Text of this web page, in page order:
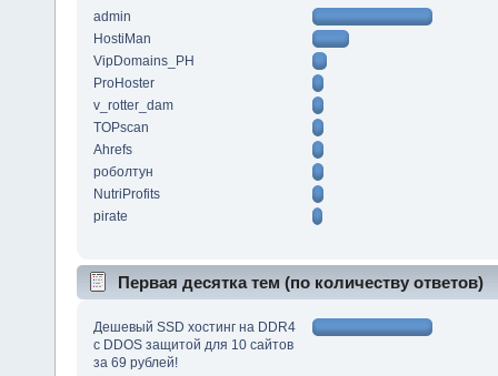
admin
HostiMan
VipDomains_PH
ProHoster
v_rotter_dam
TOPscan
Ahrefs
роболтун
NutriProfits
pirate
Первая десятка тем (по количеству ответов)
Дешевый SSD хостинг на DDR4
с DDOS защитой для 10 сайтов
за 69 рублей!